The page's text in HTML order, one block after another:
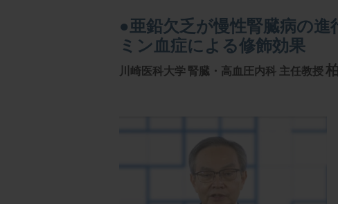
●亜鉛欠乏が慢性腎臓病の
ミン血症による修飾効果
川崎医科大学 腎臓・高血圧内科 主任教授